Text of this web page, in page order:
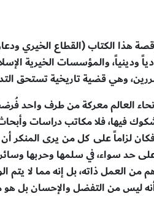
ودينياً، والمؤسسات الخيرية
وهي قضية تاريخية تستحق
العالم معركة من طرف واحد
فيها، فلا مكاتب دراسات
فكان لزاماً على كل من يرى
حد سواء، في سلمها وحربها وسائر
من العمل ذاته، بل إنه مما لا